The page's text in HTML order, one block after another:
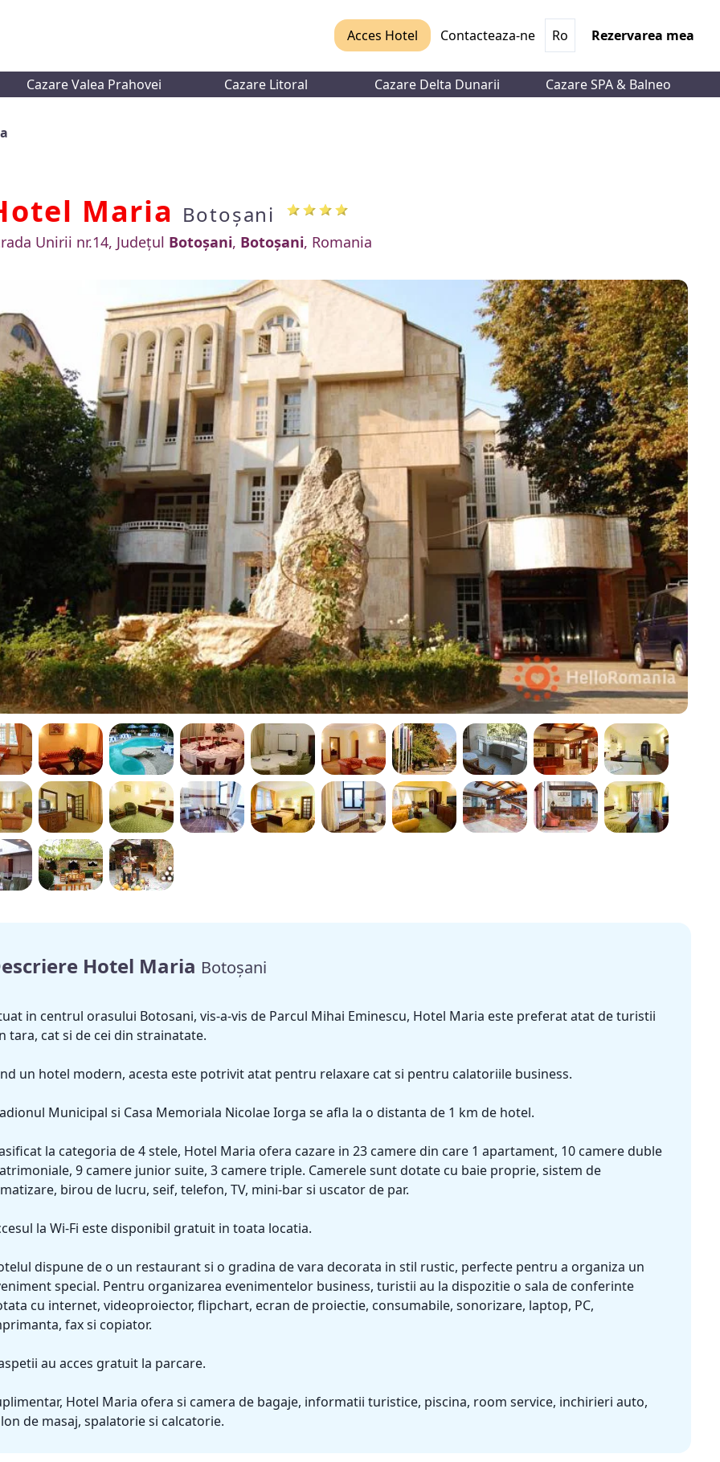
Acces Hotel Contacteaza-ne Ro Rezervarea mea
Cazare Valea Prahovei Cazare Litoral Cazare Delta Dunarii Cazare SPA & Balneo
Maria Botoșani
Unirii nr.14, Județul Botoșani, Botoșani, Romania
Hotel Maria Botoșani
in centrul orasului Botosani, vis-a-vis de Parcul Mihai Eminescu, Hotel Maria este preferat atat de turistii
tara, cat si de cei din strainatate.
un hotel modern, acesta este potrivit atat pentru relaxare cat si pentru calatoriile business.
Municipal si Casa Memoriala Nicolae Iorga se afla la o distanta de 1 km de hotel.
la categoria de 4 stele, Hotel Maria ofera cazare in 23 camere din care 1 apartament, 10 camere duble
9 camere junior suite, 3 camere triple. Camerele sunt dotate cu baie proprie, sistem de
birou de lucru, seif, telefon, TV, mini-bar si uscator de par.
la Wi-Fi este disponibil gratuit in toata locatia.
dispune de o un restaurant si o gradina de vara decorata in stil rustic, perfecte pentru a organiza un
special. Pentru organizarea evenimentelor business, turistii au la dispozitie o sala de conferinte
cu internet, videoproiector, flipchart, ecran de proiectie, consumabile, sonorizare, laptop, PC,
fax si copiator.
au acces gratuit la parcare.
Hotel Maria ofera si camera de bagaje, informatii turistice, piscina, room service, inchirieri auto,
de masaj, spalatorie si calcatorie.